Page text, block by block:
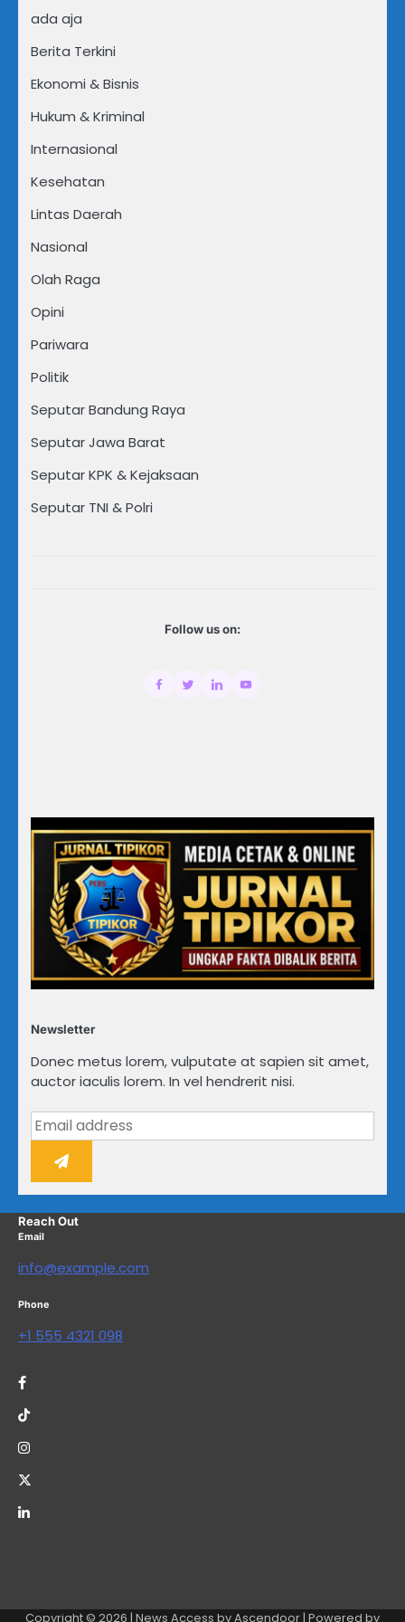
ada aja
Berita Terkini
Ekonomi & Bisnis
Hukum & Kriminal
Internasional
Kesehatan
Lintas Daerah
Nasional
Olah Raga
Opini
Pariwara
Politik
Seputar Bandung Raya
Seputar Jawa Barat
Seputar KPK & Kejaksaan
Seputar TNI & Polri
Follow us on:
Newsletter
Donec metus lorem, vulputate at sapien sit amet,
auctor iaculis lorem. In vel hendrerit nisi.
Reach Out
Email
info@example.com
Phone
+1 555 4321 098
Copyright © 2026 | News Access byAscendoor| Powered by